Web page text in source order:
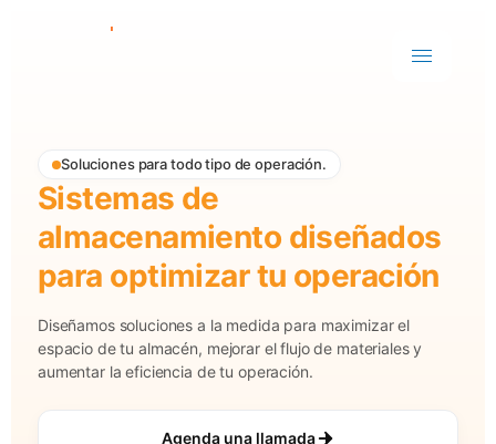
Soluciones para todo tipo de operación.
Sistemas de
almacenamiento diseñados
para optimizar tu operación
Diseñamos soluciones a la medida para maximizar el
espacio de tu almacén, mejorar el flujo de materiales y
aumentar la eficiencia de tu operación.
Agenda una llamada